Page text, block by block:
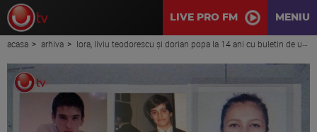
LIVE PRO FM MENIU
acasa arhiva lora, liviu teodorescu și dorian popa la 14 ani cu buletin de utv!